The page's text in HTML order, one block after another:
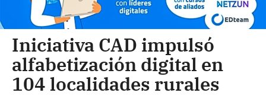
Iniciativa CAD impulsó
alfabetización digital en
104 localidades rurales